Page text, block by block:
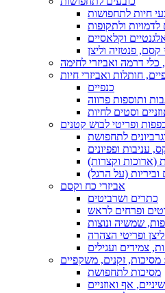
חיות לתחפושות
לדמויות ולתקופות
וקלאסיים
קסם, פנטזיה וליצן
דרמה ואביזרי לחימה
חותלות ואביזרי חיות
כנפיים
ותוספות פרווה
וסטים לחיות
ופריטי לבוש קטנים
לתחפושת
עניבות ופפיונים
(ארוכות וקצרות)
וביריות (על הרגל)
אביזרי כח וקסם
כתרים ושרביטים
ופרחים לראש
שמשיה ונוצות
ליצן ופריטי הצהרה
צמידים ועגילים
מסיכות, זקנים, משקפיים
מסיכות לתחפושת
אף ואוזניים